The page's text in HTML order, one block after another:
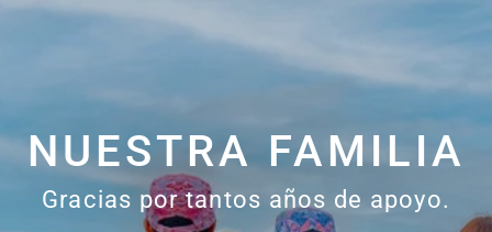
NUESTRA FAMILIA
Gracias por tantos años de apoyo.